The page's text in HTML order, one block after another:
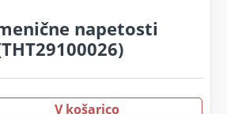
napetosti
V košarico